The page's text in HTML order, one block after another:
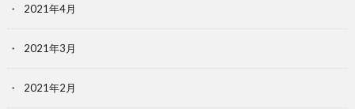
2021年4月
2021年3月
2021年2月